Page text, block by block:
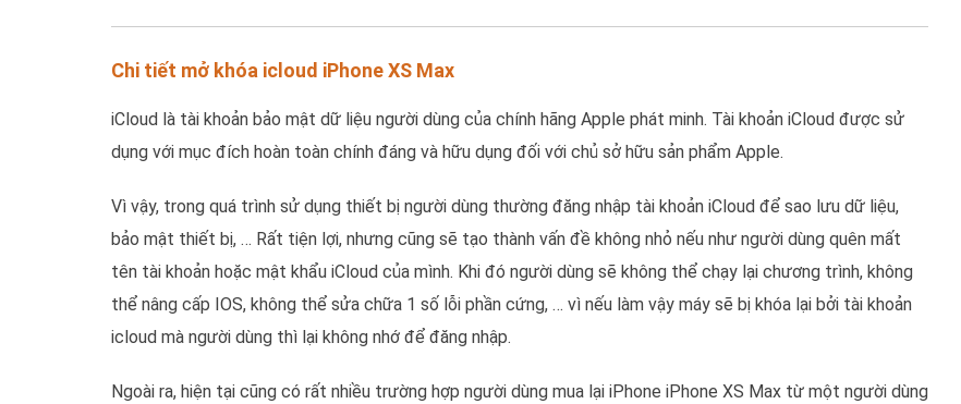
Chi tiết mở khóa icloud iPhone XS Max
iCloud là tài khoản bảo mật dữ liệu người dùng của chính hãng Apple phát minh. Tài khoản iCloud được sử
dụng với mục đích hoàn toàn chính đáng và hữu dụng đối với chủ sở hữu sản phẩm Apple.
Vì vậy, trong quá trình sử dụng thiết bị người dùng thường đăng nhập tài khoản iCloud để sao lưu dữ liệu,
bảo mật thiết bị, … Rất tiện lợi, nhưng cũng sẽ tạo thành vấn đề không nhỏ nếu như người dùng quên mất
tên tài khoản hoặc mật khẩu iCloud của mình. Khi đó người dùng sẽ không thể chạy lại chương trình, không
thể nâng cấp IOS, không thể sửa chữa 1 số lỗi phần cứng, … vì nếu làm vậy máy sẽ bị khóa lại bởi tài khoản
icloud mà người dùng thì lại không nhớ để đăng nhập.
Ngoài ra, hiện tại cũng có rất nhiều trường hợp người dùng mua lại iPhone iPhone XS Max từ một người dùng